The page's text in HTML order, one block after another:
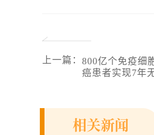
上一篇 ： 800亿个免疫细
癌患者实现7年
相关新闻